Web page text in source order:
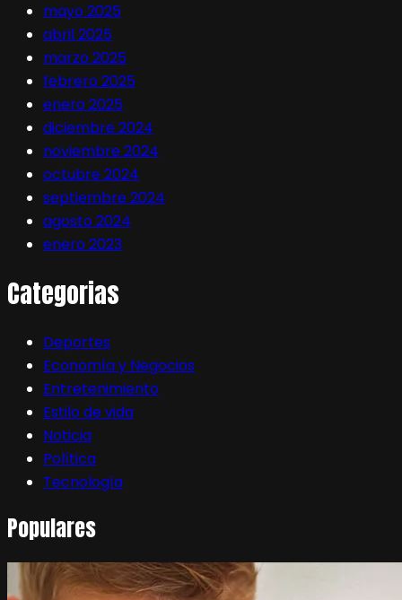
mayo 2025
abril 2025
marzo 2025
febrero 2025
enero 2025
diciembre 2024
noviembre 2024
octubre 2024
septiembre 2024
agosto 2024
enero 2023
Categorias
Deportes
Economía y Negocios
Entretenimiento
Estilo de vida
Noticia
Política
Tecnología
Populares